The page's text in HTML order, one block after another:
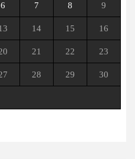
6 7 8 9
14 15 16
21 22 23
28 29 30